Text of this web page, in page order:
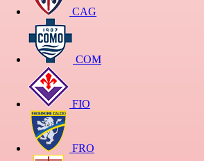
CAG
COM
FIO
FRO